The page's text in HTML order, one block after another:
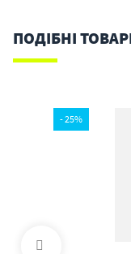
ПОДІБНІ
- 25%